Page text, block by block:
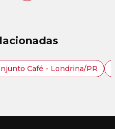
Café - Londrina/PR